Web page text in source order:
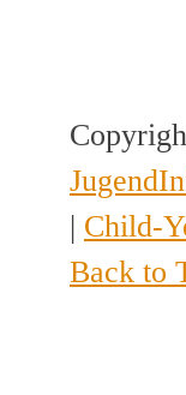
| Child-
Back to